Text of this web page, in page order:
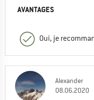
AVANTAGES
Oui, je
Alexander
08.06.2020